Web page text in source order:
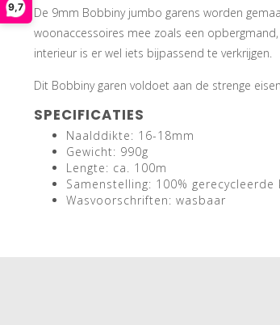
9,7
De 9mm Bobbiny jumbo garens worden
woonaccessoires mee zoals een
interieur is er wel iets bijpassend te verkrijgen.
Dit Bobbiny garen voldoet aan de strenge
SPECIFICATIES
Naalddikte: 16-18mm
Gewicht: 990g
Lengte: ca. 100m
Samenstelling: 100% gerecycleerde
Wasvoorschriften: wasbaar